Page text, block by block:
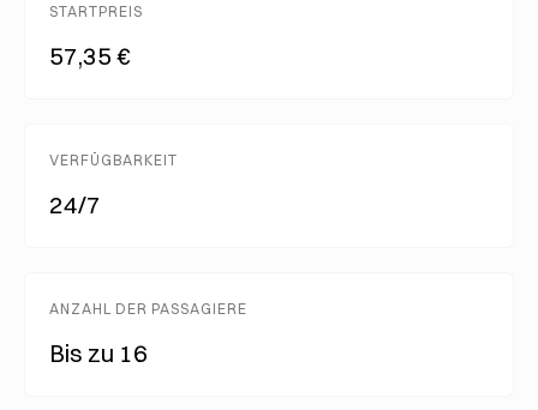
STARTPREIS
57,35 €
VERFÜGBARKEIT
24/7
ANZAHL DER PASSAGIERE
Bis zu 16